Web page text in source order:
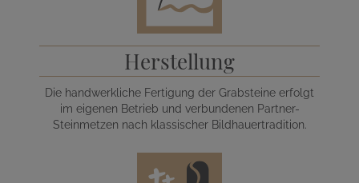
Herstellung
Die handwerkliche Fertigung der Grabsteine erfolgt
im eigenen Betrieb und verbundenen Partner-
Steinmetzen nach klassischer Bildhauertradition.